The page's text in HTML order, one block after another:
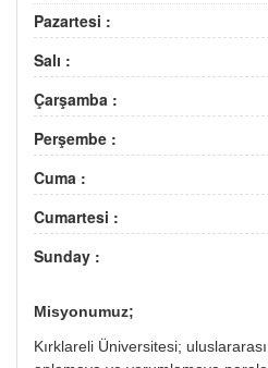
Pazartesi :
Salı :
Çarşamba :
Perşembe :
Cuma :
Cumartesi :
Sunday :
Misyonumuz;
Kırklareli Üniversitesi;